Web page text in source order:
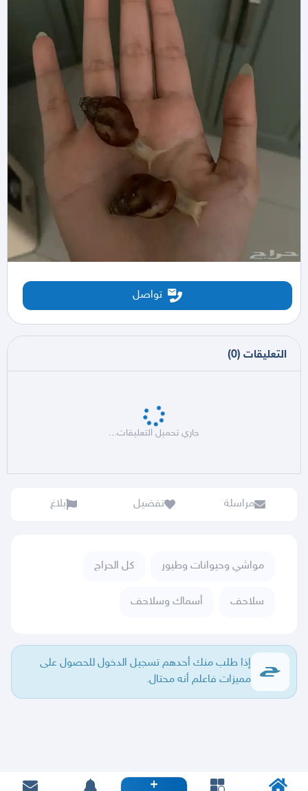
تواصل
التعليقات (
0
)
جاري تحميل التعليقات...
مراسلة تفضيل بلاغ
مواشي وحيوانات وطيور كل الحراج
سلاحف أسماك وسلاحف
إذا طلب منك أحدهم تسجيل الدخول للحصول على
مميزات فاعلم أنه محتال.